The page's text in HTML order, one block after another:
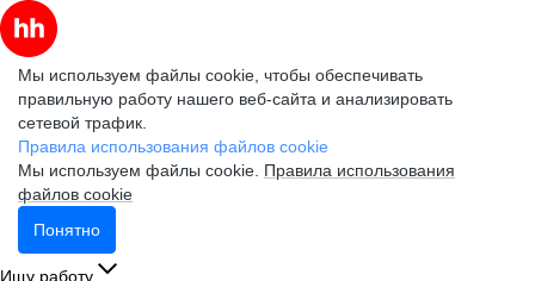
Мы используем файлы cookie, чтобы обеспечивать
правильную работу нашего веб-сайта и анализировать
сетевой трафик.
Правила использования файлов cookie
Мы используем файлы cookie. Правила использования
файлов cookie
Понятно
Ищу работу